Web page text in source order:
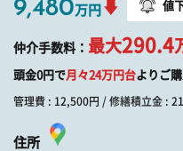
9,480万円 値
仲介手数料： 最大290.4
頭金0円で月々24万円台よりご
管理費 : 12,500円 / 修繕積立金 :
住所